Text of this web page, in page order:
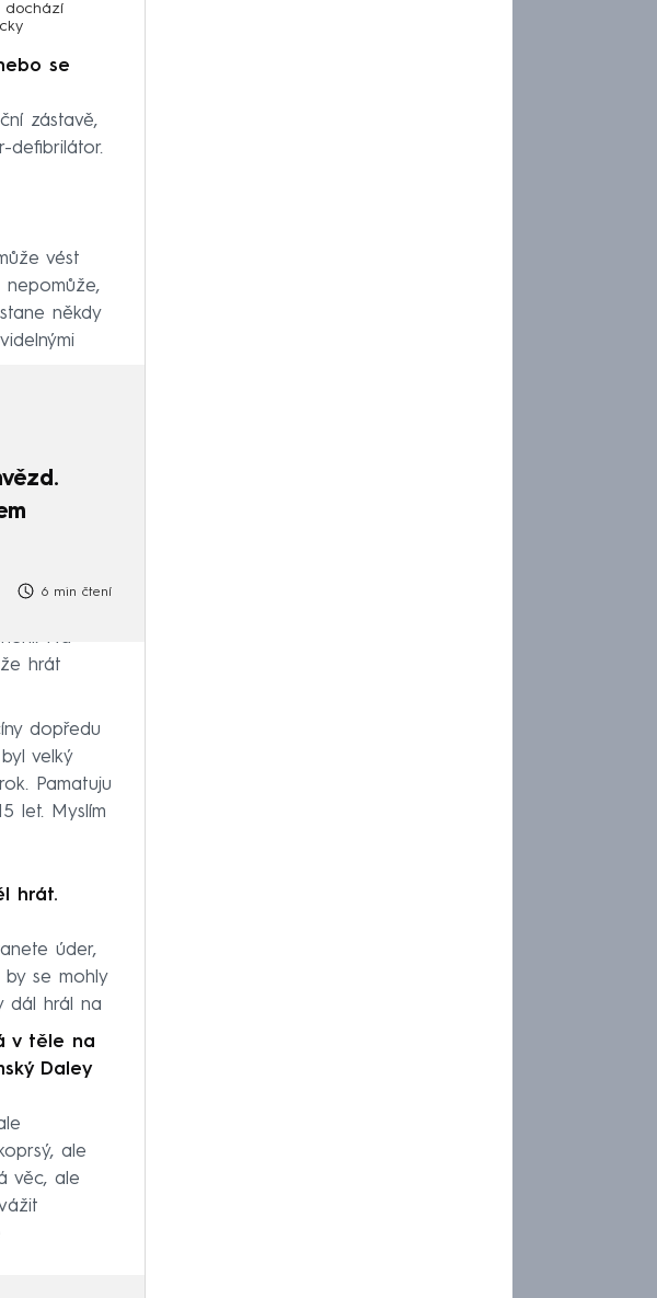
dochází
se
zástavě,
defibrilátor.
vést
někdy
6 min čtení
Na
hrát
dopředu
velký
Pamatuju
let. Myslím
hrát.
úder,
se mohly
dál hrál na
v těle na
Daley
ale
věc, ale